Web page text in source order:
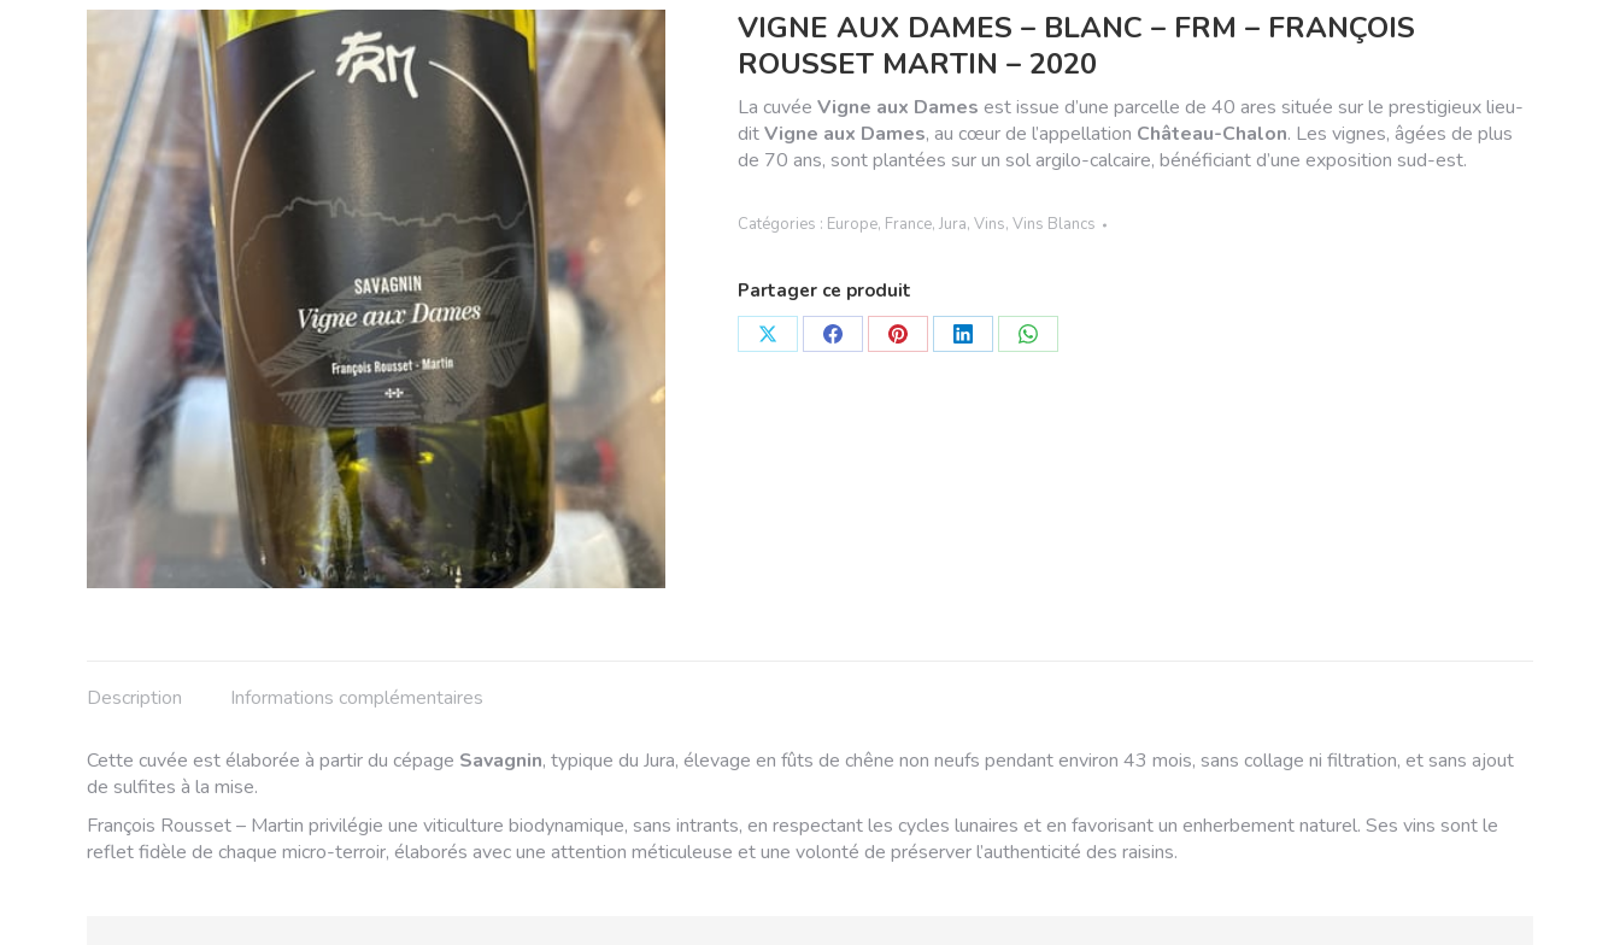
VIGNE AUX DAMES – BLANC – FRM – FRANÇOIS
ROUSSET MARTIN – 2020
La cuvée Vigne aux Dames est issue d’une parcelle de 40 ares située sur le prestigieux lieu-
ditVigne aux Dames, au cœur de l’appellation Château-Chalon. Les vignes, âgées de plus
de 70 ans, sont plantées sur un sol argilo-calcaire, bénéficiant d’une exposition sud-est.
Catégories : Europe, France, Jura, Vins, Vins Blancs
Partager ce produit
PartagerPartagerPartagerPartagerPartager
Description Informations complémentaires
Cette cuvée est élaborée à partir du cépage Savagnin, typique du Jura, élevage en fûts de chêne non neufs pendant environ 43 mois, sans collage ni filtration, et sans ajout
de sulfites à la mise.
François Rousset – Martin privilégie une viticulture biodynamique, sans intrants, en respectant les cycles lunaires et en favorisant un enherbement naturel. Ses vins sont le
reflet fidèle de chaque micro-terroir, élaborés avec une attention méticuleuse et une volonté de préserver l’authenticité des raisins.